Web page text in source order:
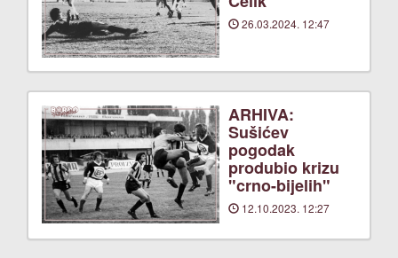
26.03.2024. 12:47
ARHIVA:
Sušićev
pogodak
produbio krizu
"crno-bijelih"
12.10.2023. 12:27